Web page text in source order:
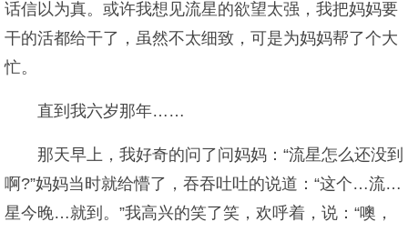
话信以为真。或许我想见流星的欲望太强，我把妈妈要
干的活都给干了，虽然不太细致，可是为妈妈帮了个大
忙。
直到我六岁那年……
那天早上，我好奇的问了问妈妈：“流星怎么还没到
啊?”妈妈当时就给懵了，吞吞吐吐的说道：“这个…流…
星今晚…就到。”我高兴的笑了笑，欢呼着，说：“噢，